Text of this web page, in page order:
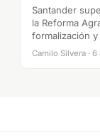
Santander
la Reforma
formalización
Camilo Silvera · 6